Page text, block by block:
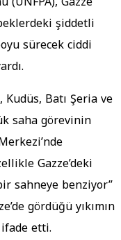
şiddetli
sürecek ciddi
Batı Şeria ve
saha görevinin
Gazze’deki
sahneye benziyor”
gördüğü yıkımın
etti.